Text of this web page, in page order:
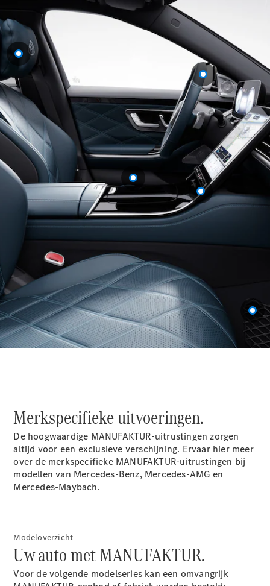
GLE Coupé
GLE
Coupé
GLS
Mercedes-
Maybach
GLS SUV
G-Klasse
Terreinwagen
Elektrisch
G-Klasse
Terreinwagen
Configurator
Mercedes-
Benz Store
Estate
Alle Estates
CLA
Shooting
Brake
Elektrisch
CLA
Estate
E-Klasse
All-Terrain
Configurator
Mercedes-
Merkspecifieke uitvoeringen.
De hoogwaardige MANUFAKTUR-uitrustingen zorgen
altijd voor een exclusieve verschijning. Ervaar hier meer
over de merkspecifieke MANUFAKTUR-uitrustingen bij
modellen van Mercedes-Benz, Mercedes-AMG en
Mercedes-Maybach.
Modeloverzicht
Uw auto met MANUFAKTUR.
Voor de volgende modelseries kan een omvangrijk